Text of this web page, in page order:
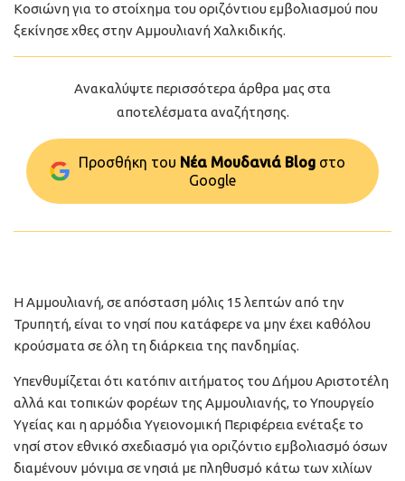
Κοσιώνη για το στοίχημα του οριζόντιου εμβολιασμού που
ξεκίνησε χθες στην Αμμουλιανή Χαλκιδικής.
Ανακαλύψτε περισσότερα άρθρα μας στα
αποτελέσματα αναζήτησης.
Προσθήκη του Νέα Μουδανιά Blog στo
Google
H Αμμουλιανή, σε απόσταση μόλις 15 λεπτών από την
Τρυπητή, είναι το νησί που κατάφερε να μην έχει καθόλου
κρούσματα σε όλη τη διάρκεια της πανδημίας.
Υπενθυμίζεται ότι κατόπιν αιτήματος του Δήμου Αριστοτέλη
αλλά και τοπικών φορέων της Αμμουλιανής, το Υπουργείο
Υγείας και η αρμόδια Υγειονομική Περιφέρεια ενέταξε το
νησί στον εθνικό σχεδιασμό για οριζόντιο εμβολιασμό όσων
διαμένουν μόνιμα σε νησιά με πληθυσμό κάτω των χιλίων